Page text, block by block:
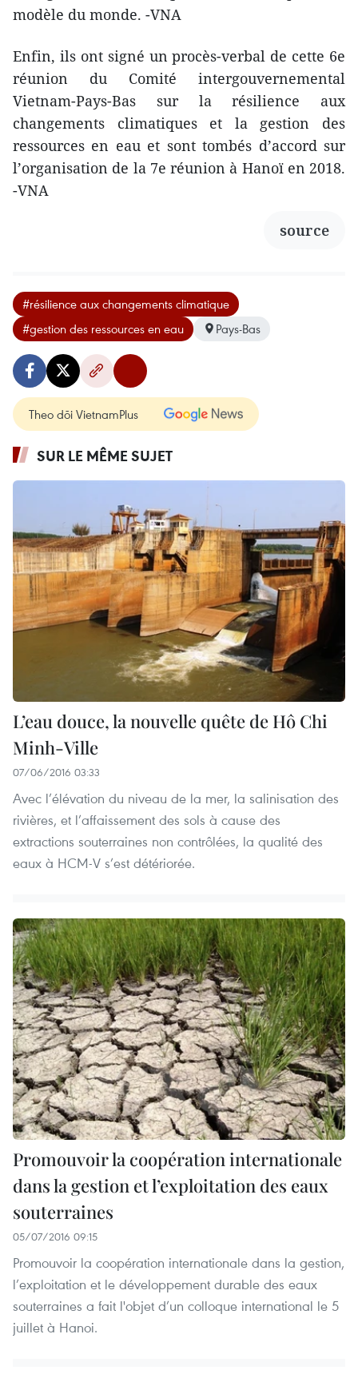
modèle du monde. -VNA
Enfin, ils ont signé un procès-verbal de cette 6e
réunion du Comité intergouvernemental
Vietnam-Pays-Bas sur la résilience aux
changements climatiques et la gestion des
ressources en eau et sont tombés d’accord sur
l’organisation de la 7e réunion à Hanoï en 2018.
-VNA​
source
#résilience aux changements climatique
#gestion des ressources en eau
Pays-Bas
Theo dõi VietnamPlus
SUR LE MÊME SUJET
L’eau douce, la nouvelle quête de Hô Chi
Minh-Ville
07/06/2016 03:33
Avec l’élévation du niveau de la mer, la salinisation des
rivières, et l’affaissement des sols à cause des
extractions souterraines non contrôlées, la qualité des
eaux à HCM-V s’est détériorée.
Promouvoir la coopération internationale
dans la gestion et l’exploitation des eaux
souterraines
05/07/2016 09:15
Promouvoir la coopération internationale dans la gestion,
l’exploitation et le développement durable des eaux
souterraines a fait l'objet d’un colloque international le 5
juillet à Hanoi.